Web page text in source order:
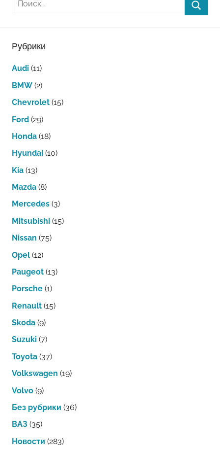
Рубрики
Audi (11)
BMW (2)
Chevrolet (15)
Ford (29)
Honda (18)
Hyundai (10)
Kia (13)
Mazda (8)
Mercedes (3)
Mitsubishi (15)
Nissan (75)
Opel (12)
Paugeot (13)
Porsche (1)
Renault (15)
Skoda (9)
Suzuki (7)
Toyota (37)
Volkswagen (19)
Volvo (9)
Без рубрики (36)
ВАЗ (35)
Новости (283)